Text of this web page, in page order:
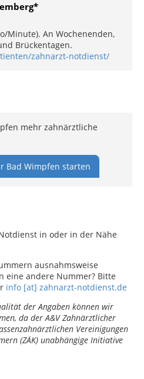
Minute). An Wochenenden,
Brückentagen.
zahnarzt-notdienst/
mehr zahnärztliche
Bad Wimpfen starten
in oder in der Nähe
ausnahmsweise
eine andere Nummer? Bitte
info [at] zahnarzt-notdienst.de
der Angaben können wir
da der A&V Zahnärztlicher
Vereinigungen
(ZÄK) unabhängige Initiative